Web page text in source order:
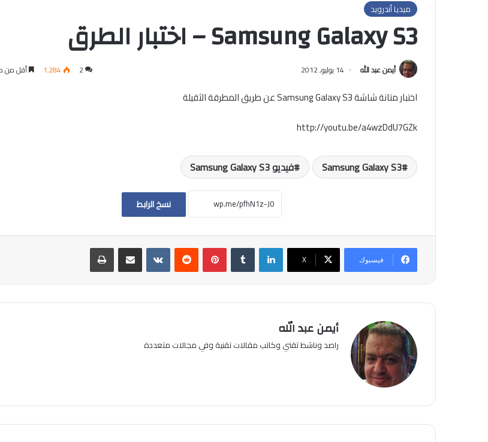
ميديا أندرويد
Samsung Galaxy S3 – اختبار الطرق
أيمن عبد الله 14 يوليو, 2012 2 1٬284 أقل من
اختبار متانة شاشة Samsung Galaxy S3 عن طريق المطرقة الثقيلة
http://youtu.be/a4wzDdU7GZk
Samsung Galaxy S3 فيديو Samsung Galaxy S3
نسخ الرابط
فيسبوك ‫X
لينكدإن بينتيريست مشاركة عبر البريد طباعة
أيمن عبد الله
راصد وناشط تقني وكاتب مقالات تقنية وفي مجالات متعددة